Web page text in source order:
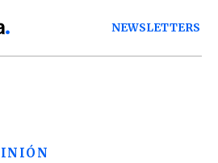
NEWSLETTERS